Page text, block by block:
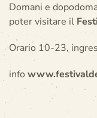
Domani e
poter visitare il
Orario 10-23,
info